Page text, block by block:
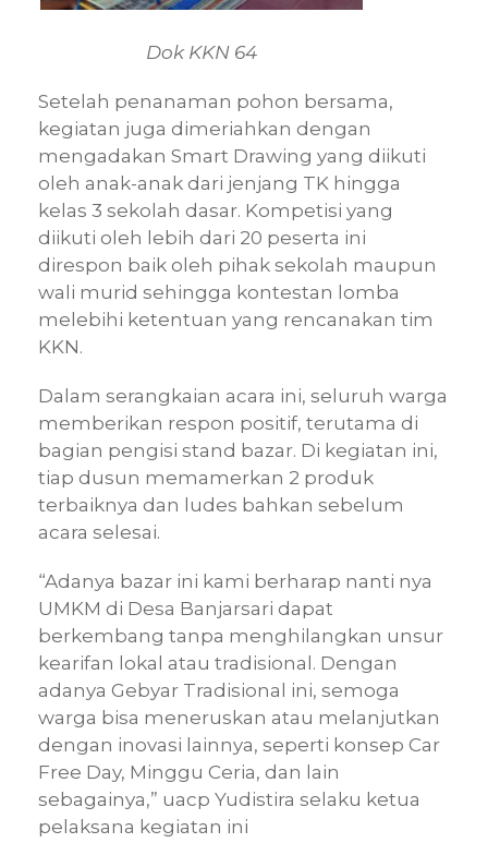
Dok KKN 64
Setelah penanaman pohon bersama,
kegiatan juga dimeriahkan dengan
mengadakan Smart Drawing yang diikuti
oleh anak-anak dari jenjang TK hingga
kelas 3 sekolah dasar. Kompetisi yang
diikuti oleh lebih dari 20 peserta ini
direspon baik oleh pihak sekolah maupun
wali murid sehingga kontestan lomba
melebihi ketentuan yang rencanakan tim
KKN.
Dalam serangkaian acara ini, seluruh warga
memberikan respon positif, terutama di
bagian pengisi stand bazar. Di kegiatan ini,
tiap dusun memamerkan 2 produk
terbaiknya dan ludes bahkan sebelum
acara selesai.
“Adanya bazar ini kami berharap nanti nya
UMKM di Desa Banjarsari dapat
berkembang tanpa menghilangkan unsur
kearifan lokal atau tradisional. Dengan
adanya Gebyar Tradisional ini, semoga
warga bisa meneruskan atau melanjutkan
dengan inovasi lainnya, seperti konsep Car
Free Day, Minggu Ceria, dan lain
sebagainya,” uacp Yudistira selaku ketua
pelaksana kegiatan ini